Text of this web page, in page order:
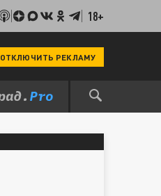
18+
ОТКЛЮЧИТЬ РЕКЛАМУ